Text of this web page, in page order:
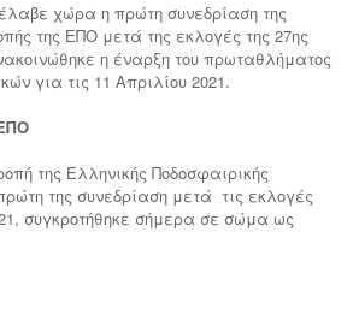
χώρα η πρώτη συνεδρίαση της
της ΕΠΟ μετά της εκλογές της 27ης
η έναρξη του πρωταθλήματος
για τις 11 Απριλίου 2021.
της Ελληνικής Ποδοσφαιρικής
της συνεδρίαση μετά τις εκλογές
συγκροτήθηκε σήμερα σε σώμα ως